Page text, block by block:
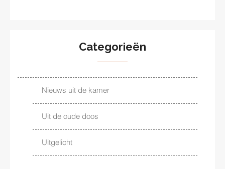
Categorieën
Nieuws uit de kamer
Uit de oude doos
Uitgelicht